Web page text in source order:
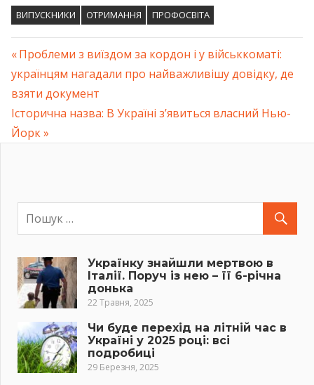
ВИПУСКНИКИ ОТРИМАННЯ ПРОФОСВІТА
Навігація
записів
Previous
Post:
Проблеми з виїздом за кордон і у військкоматі:
українцям нагадали про найважливішу довідку, де
взяти документ
Next
Post:
Історична назва: В Україні з’явиться власний Нью-
Йорк
Українку знайшли мертвою в
Італії. Поруч із нею – її 6-річна
донька
22 Травня, 2025
Чи буде перехід на літній час в
Україні у 2025 році: всі
подробиці
29 Березня, 2025